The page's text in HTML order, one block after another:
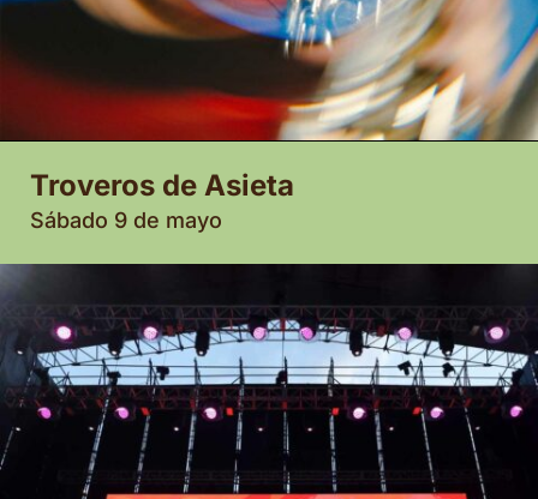
Troveros de Asieta
Sábado 9 de mayo